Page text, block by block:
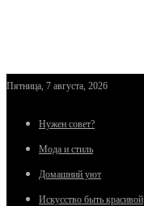
Пятница, 7 августа, 2026
Нужен совет?
Мода и стиль
Домашний уют
Искусство быть красивой